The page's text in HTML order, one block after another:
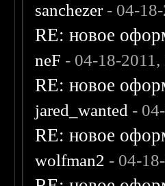
sanchezer- 04-18-
RE: новое
neF - 04-18-
RE: новое
jared_wanted -
RE: новое
wolfman2 - 04-